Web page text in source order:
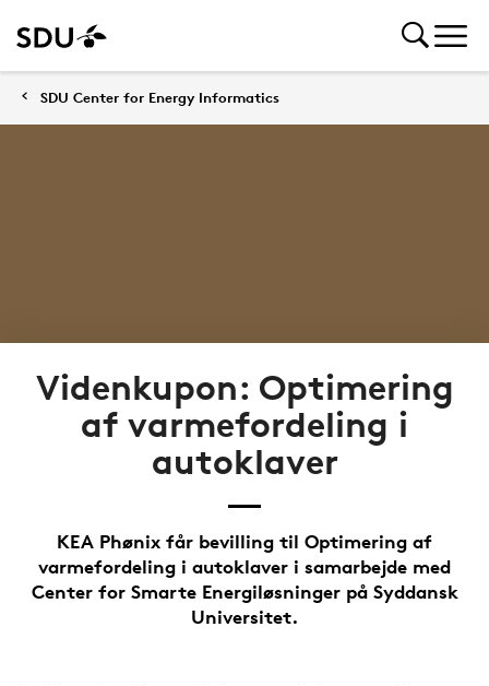
SDU Center for Energy Informatics
Videnkupon: Optimering
af varmefordeling i
autoklaver
KEA Phønix får bevilling til Optimering af
varmefordeling i autoklaver i samarbejde med
Center for Smarte Energiløsninger på Syddansk
Universitet.